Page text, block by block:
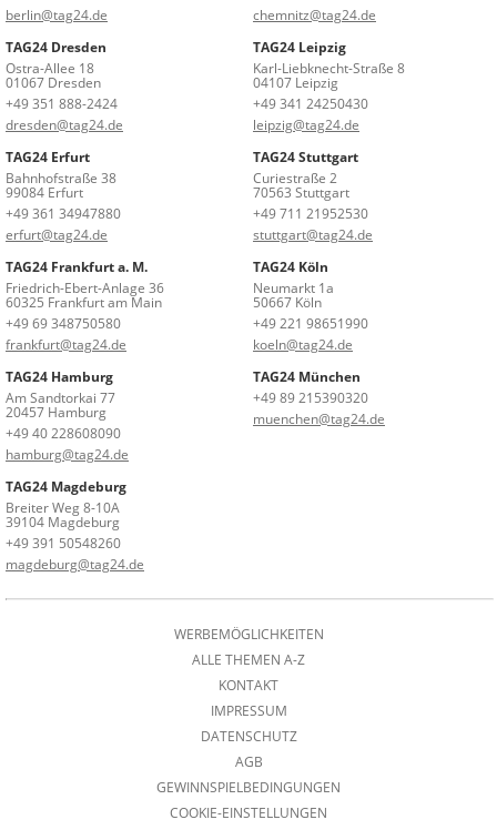
berlin@tag24.de
chemnitz@tag24.de
TAG24 Dresden
Ostra-Allee 18
01067 Dresden
+49 351 888-2424
dresden@tag24.de
TAG24 Leipzig
Karl-Liebknecht-Straße 8
04107 Leipzig
+49 341 24250430
leipzig@tag24.de
TAG24 Erfurt
Bahnhofstraße 38
99084 Erfurt
+49 361 34947880
erfurt@tag24.de
TAG24 Stuttgart
Curiestraße 2
70563 Stuttgart
+49 711 21952530
stuttgart@tag24.de
TAG24 Frankfurt a. M.
Friedrich-Ebert-Anlage 36
60325 Frankfurt am Main
+49 69 348750580
frankfurt@tag24.de
TAG24 Köln
Neumarkt 1a
50667 Köln
+49 221 98651990
koeln@tag24.de
TAG24 Hamburg
Am Sandtorkai 77
20457 Hamburg
+49 40 228608090
hamburg@tag24.de
TAG24 München
+49 89 215390320
muenchen@tag24.de
TAG24 Magdeburg
Breiter Weg 8-10A
39104 Magdeburg
+49 391 50548260
magdeburg@tag24.de
WERBEMÖGLICHKEITEN
ALLE THEMEN A-Z
KONTAKT
IMPRESSUM
DATENSCHUTZ
AGB
GEWINNSPIELBEDINGUNGEN
COOKIE-EINSTELLUNGEN